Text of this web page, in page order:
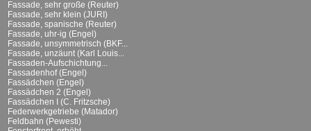
Fassade, sehr große (Reuter)
Fassade, sehr klein (JURI)
Fassade, spanische (Reuter)
Fassade, uhr-ig (Engel)
Fassade, unsymmetrisch (BKF...
Fassade, unzäunt (Karl Louis...
Fassaden-Aufschichtung...
Fassadenhof (Engel)
Fassädchen (Engel)
Fassädchen 2 (Engel)
Fassädchen I (C. Fritzsche)
Federwerkgetriebe (Matador)
Feldbahn (Pewesti)